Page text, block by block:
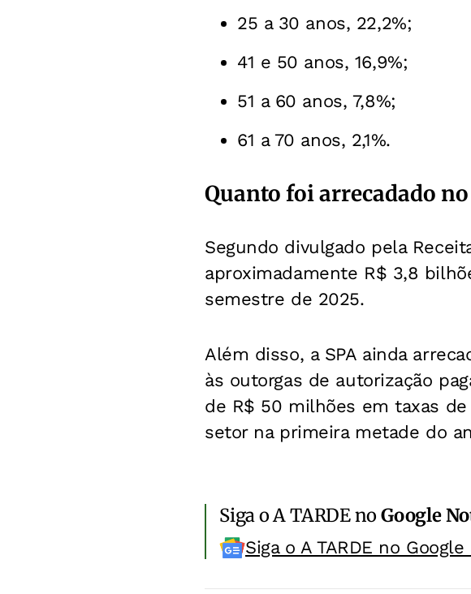
25 a 30 anos, 22,2%;
41 e 50 anos, 16,9%;
51 a 60 anos, 7,8%;
61 a 70 anos, 2,1%.
Quanto foi arrecadado
Segundo divulgado pela
aproximadamente R$ 3,8
semestre de 2025.
Além disso, a SPA ainda
às outorgas de autorização
de R$ 50 milhões em taxas
setor na primeira metade do
Siga o A TARDE noGoogle
Siga o A TARDE no